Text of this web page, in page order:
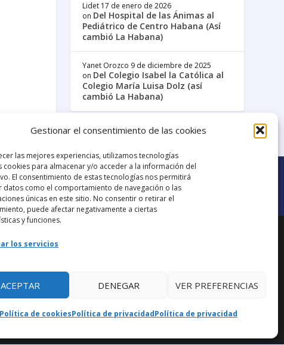
Gestionar el consentimiento de las cookies
las mejores experiencias, utilizamos tecnologías
cookies para almacenar y/o acceder a la información del
El consentimiento de estas tecnologías nos permitirá
datos como el comportamiento de navegación o las
únicas en este sitio. No consentir o retirar el
puede afectar negativamente a ciertas
y funciones.
los servicios
ACEPTAR DENEGAR VER PREFERENCIAS
Política de cookiesPolítica de privacidadPolítica de privacidad
Lidet 17 de enero de 2026
on Del Hospital de las Ánimas al
Pediátrico de Centro Habana (Así
cambió La Habana)
Yanet Orozco 9 de diciembre de 2025
on Del Colegio Isabel la Católica al
Colegio María Luisa Dolz (así
cambió La Habana)
Galería de Videos